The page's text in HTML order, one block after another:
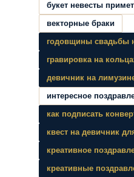
букет невесты
векторные браки
годовщины свадьбы
гравировка на
девичник на
интересное
как подписать
квест на девичник
креативное
креативные